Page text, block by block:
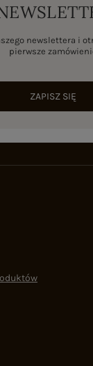
newslettera i
pierwsze
ZAPISZ SIĘ